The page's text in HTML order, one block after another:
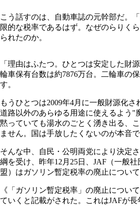
こう話すのは、自動車誌の元幹部だ。
限的な税率であるはず。なぜのらりく
られたのか。
「理由はふたつ。ひとつは安定した財
輪車保有台数は約7876万台。二輪車の
す。
もうひとつは2009年4月に一般財源化
道路以外のあらゆる用途に使えるよう"
黙っていても湯水のごとく湧き出る、
ません。国は手放したくないのが本音で
そんな中、自民・公明両党により決定
綱を受け、昨年12月25日、JAF（一般
盟）はガソリン暫定税率の廃止につい
《「ガソリン暫定税率」の廃止につい
ていくと記載がされた。これはJAFが